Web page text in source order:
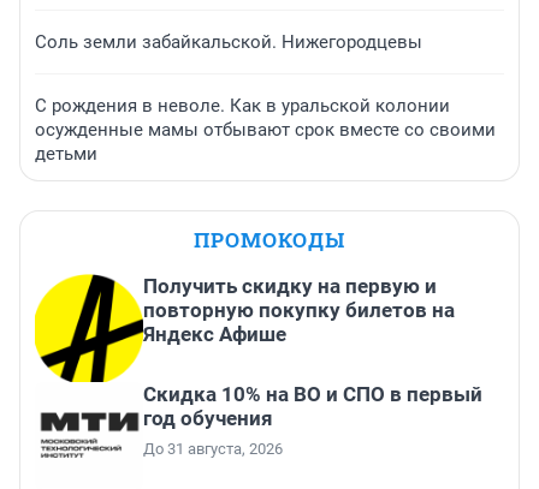
Соль земли забайкальской. Нижегородцевы
С рождения в неволе. Как в уральской колонии
осужденные мамы отбывают срок вместе со своими
детьми
ПРОМОКОДЫ
Получить скидку на первую и
повторную покупку билетов на
Яндекс Афише
Скидка 10% на ВО и СПО в первый
год обучения
До 31 августа, 2026